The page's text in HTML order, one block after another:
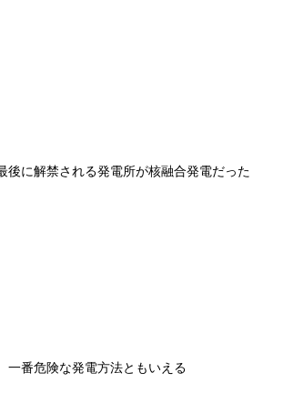
に解禁される発電所が核融合発電だった
一番危険な発電方法ともいえる